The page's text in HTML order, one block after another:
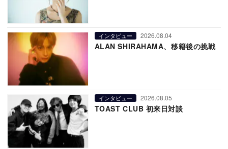
インタビュー 2026.08.04
ALAN SHIRAHAMA、移籍後の挑戦
インタビュー 2026.08.05
TOAST CLUB 初来日対談